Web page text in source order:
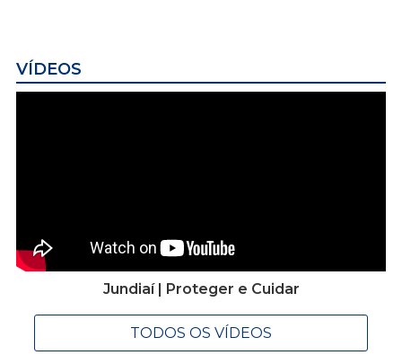
VÍDEOS
Jundiaí | Proteger e Cuidar
TODOS OS VÍDEOS